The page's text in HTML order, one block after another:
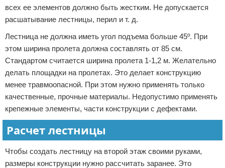
всех ее элементов должно быть жестким. Не допускается
расшатывание лестницы, перил и т. д.
Лестница не должна иметь угол подъема больше 45º. При
этом ширина пролета должна составлять от 85 см.
Стандартом считается ширина пролета 1-1,2 м. Желательно
делать площадки на пролетах. Это делает конструкцию
менее травмоопасной. При этом нужно применять только
качественные, прочные материалы. Недопустимо применять
крепежные элементы, части конструкции с дефектами.
Расчет лестницы
Чтобы создать лестницу на второй этаж своими руками,
размеры конструкции нужно рассчитать заранее. Это